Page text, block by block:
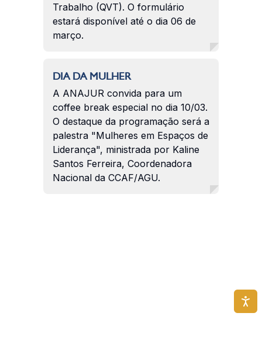
Trabalho (QVT). O formulário
estará disponível até o dia 06 de
março.
DIA DA MULHER
A ANAJUR convida para um
coffee break especial no dia 10/03.
O destaque da programação será a
palestra "Mulheres em Espaços de
Liderança", ministrada por Kaline
Santos Ferreira, Coordenadora
Nacional da CCAF/AGU.